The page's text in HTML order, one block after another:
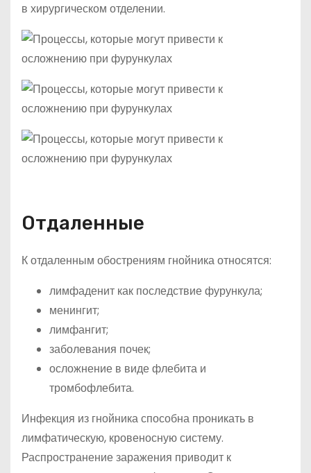
в хирургическом отделении.
Отдаленные
К отдаленным обострениям гнойника относятся:
лимфаденит как последствие фурункула;
менингит;
лимфангит;
заболевания почек;
осложнение в виде флебита и
тромбофлебита.
Инфекция из гнойника способна проникать в
лимфатическую, кровеносную систему.
Распространение заражения приводит к